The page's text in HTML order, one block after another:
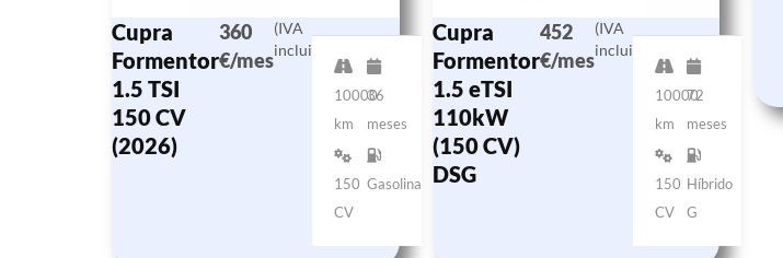
Cupra
Formentor
1.5 TSI
150 CV
(2026)
360
€/mes
(IVA
incluido)
10000
km
36
meses
150
CV
Gasolina
Cupra
Formentor
1.5 eTSI
110kW
(150 CV)
DSG
452
€/mes
(IVA
incluido)
10000
km
72
meses
150
CV
Híbrido
G